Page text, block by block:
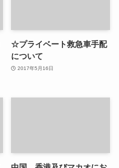
☆プライベート救急車手配
について
2017年5月16日